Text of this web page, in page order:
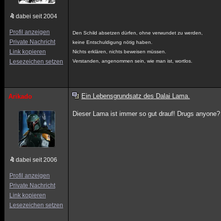
dabei seit 2004
Profil anzeigen
Private Nachricht
Link kopieren
Lesezeichen setzen
Den Schild absetzen dürfen, ohne verwundet zu werden,
keine Entschuldigung nötig haben.
Nichts erklären, nichts beweisen müssen.
Verstanden, angenommen sein, wie man ist, wortlos.
Arikado
dabei seit 2006
Profil anzeigen
Private Nachricht
Link kopieren
Lesezeichen setzen
Ein Lebensgrundsatz des Dalai Lama.
Dieser Lama ist immer so gut drauf! Drugs